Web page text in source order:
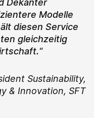
Dekanter
Modelle
diesen Service
gleichzeitig
Sustainability,
& Innovation, SFT